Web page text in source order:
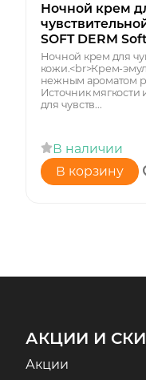
Ночной крем
SOFT DERM
Ночной крем для
кожи.<br>Крем-
нежным ароматом
Источник мягкости
для чувств...
В наличии
В корзину
АКЦИИ И
Акции